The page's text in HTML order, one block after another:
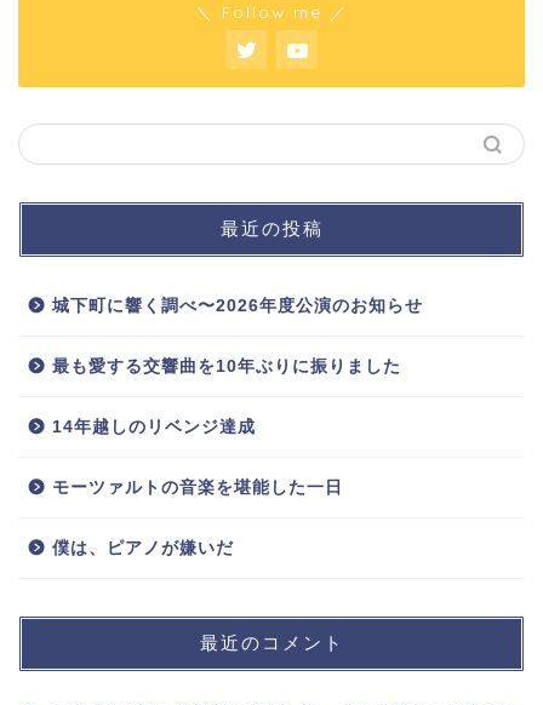
＼ Follow me ／
最近の投稿
城下町に響く調べ〜2026年度公演のお知らせ
最も愛する交響曲を10年ぶりに振りました
14年越しのリベンジ達成
モーツァルトの音楽を堪能した一日
僕は、ピアノが嫌いだ
最近のコメント